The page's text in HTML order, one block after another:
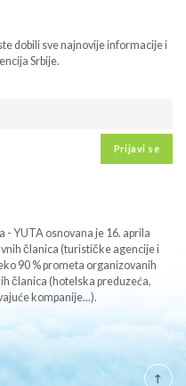
dobili sve najnovije informacije i
Srbije.
Prijavi se
YUTA osnovana je 16. aprila
članica (turističke agencije i
90 % prometa organizovanih
članica (hotelska preduzeća,
kompanije...).